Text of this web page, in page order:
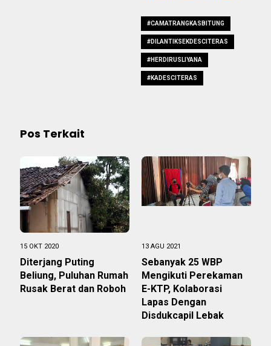
#CAMATRANGKASBITUNG
#DILANTIKSEKDESCITERAS
#HERDIRUSLIYANA
#KADESCITERAS
Pos Terkait
15 OKT 2020
Diterjang Puting
Beliung, Puluhan Rumah
Rusak Berat dan Roboh
13 AGU 2021
Sebanyak 25 WBP
Mengikuti Perekaman
E-KTP, Kolaborasi
Lapas Dengan
Disdukcapil Lebak